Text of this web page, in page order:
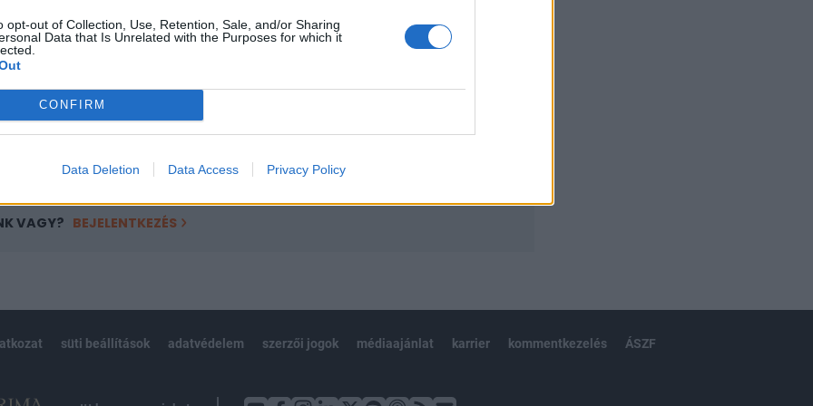
opt-out of Collection, Use, Retention, Sale, and/or Sharing
Data that Is Unrelated with the Purposes for which it
CONFIRM
Data Deletion Data Access Privacy Policy
tartalmazza:
cikkarchívum
elmúlt 2 év napon belüli
VAGY? BEJELENTKEZÉS
süti beállítások adatvédelem szerzői jogok médiaajánlat karrier kommentkezelés ÁSZF